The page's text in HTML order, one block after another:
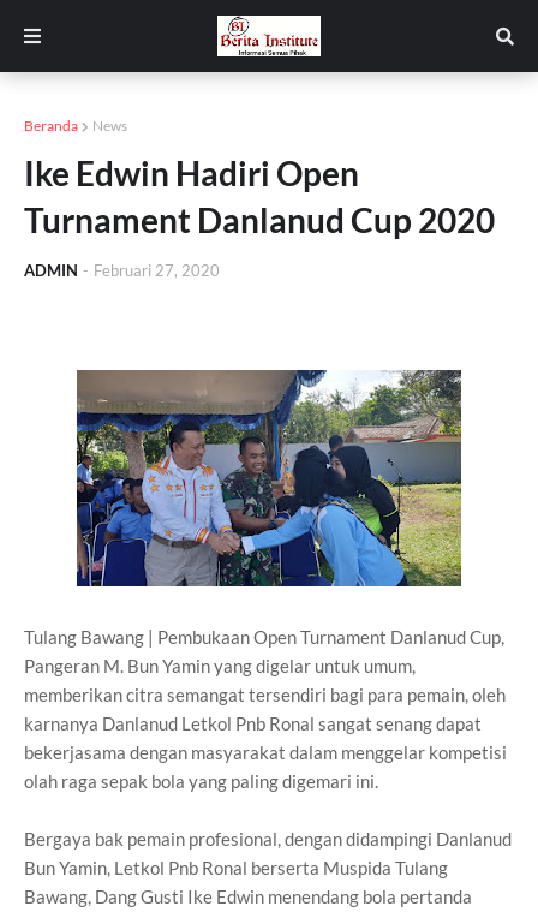
Beranda News
Ike Edwin Hadiri Open
Turnament Danlanud Cup 2020
ADMIN - Februari 27, 2020
Tulang Bawang | Pembukaan Open Turnament Danlanud Cup,
Pangeran M. Bun Yamin yang digelar untuk umum,
memberikan citra semangat tersendiri bagi para pemain, oleh
karnanya Danlanud Letkol Pnb Ronal sangat senang dapat
bekerjasama dengan masyarakat dalam menggelar kompetisi
olah raga sepak bola yang paling digemari ini.
Bergaya bak pemain profesional, dengan didampingi Danlanud
Bun Yamin, Letkol Pnb Ronal berserta Muspida Tulang
Bawang, Dang Gusti Ike Edwin menendang bola pertanda